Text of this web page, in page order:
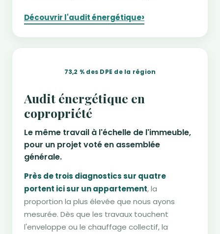
Découvrir l'audit énergétique›
73,2 % des DPE de la région
Audit énergétique en
copropriété
Le même travail à l'échelle de l'immeuble,
pour un projet voté en assemblée
générale.
Près de trois diagnostics sur quatre
portent ici sur un appartement, la
proportion la plus élevée que nous ayons
mesurée. Dès que les travaux touchent
l'enveloppe ou le chauffage collectif, la